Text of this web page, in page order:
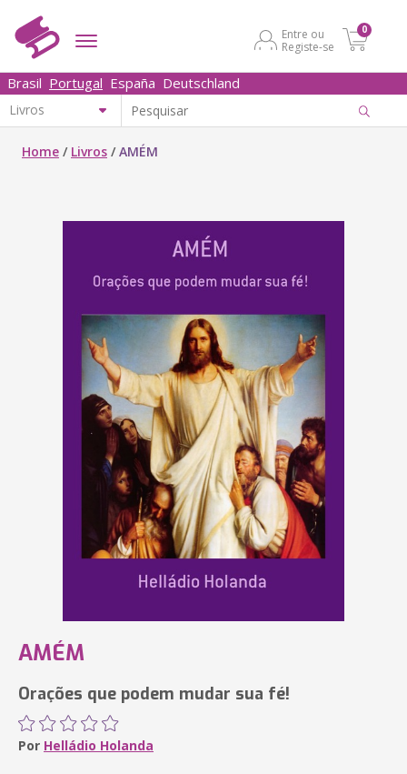
Entre ou
Registe-se
0
Brasil Portugal España Deutschland
Home / Livros /AMÉM
AMÉM
Orações que podem mudar sua fé!
Por Helládio Holanda